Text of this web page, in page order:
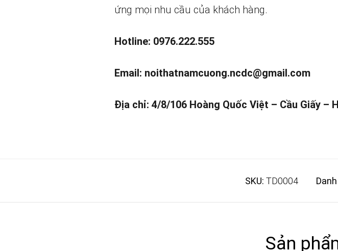
ứng mọi nhu cầu của khách hàng.
Hotline: 0976.222.555
Email: noithatnamcuong.ncdc@gmail.com
Địa chỉ: 4/8/106 Hoàng Quốc Việt – Cầu Giấy –
SKU: TD0004
Sản